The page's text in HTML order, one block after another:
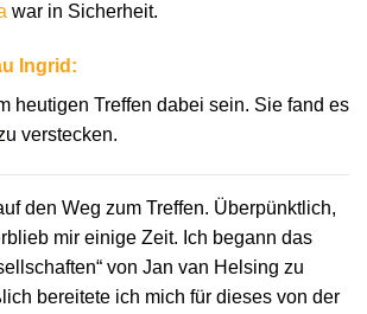
war in Sicherheit.
Ingrid:
heutigen Treffen dabei sein. Sie fand es
verstecken.
den Weg zum Treffen. Überpünktlich,
mir einige Zeit. Ich begann das
von Jan van Helsing zu
bereitete ich mich für dieses von der